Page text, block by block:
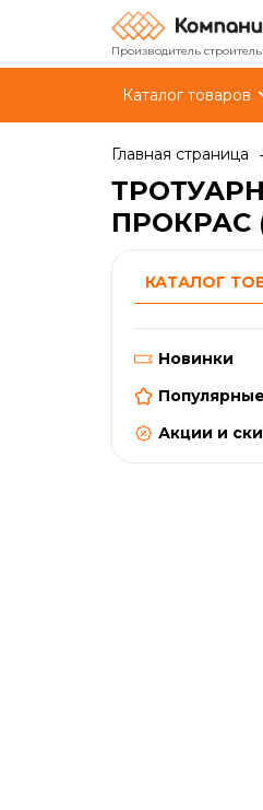
Производитель
Каталог товаров
Главная страница
ПРОКРАС
КАТАЛОГ
Новинки
Акции и